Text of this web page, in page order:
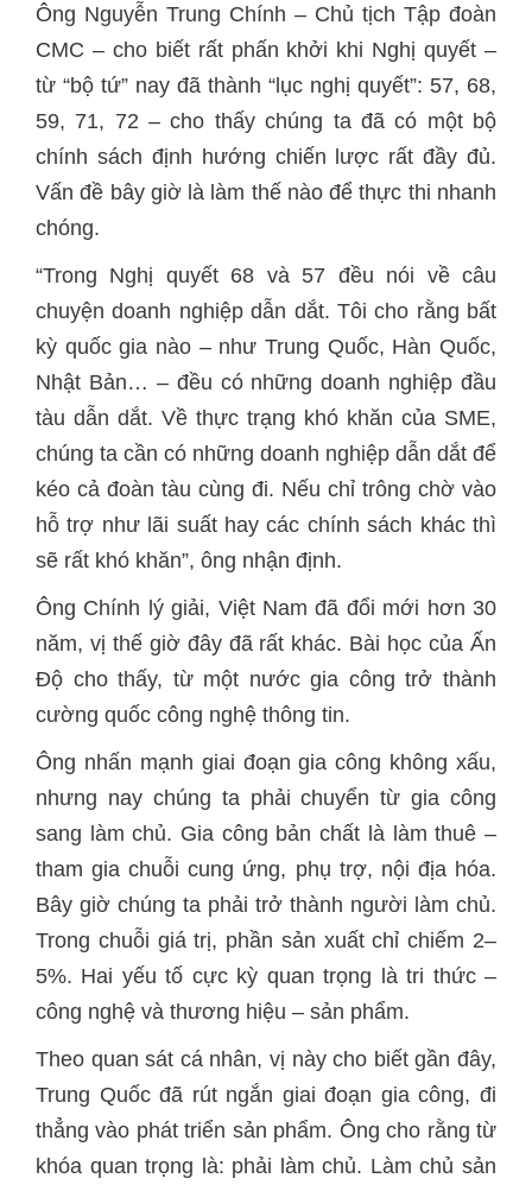
Ông Nguyễn Trung Chính – Chủ tịch Tập đoàn
CMC – cho biết rất phấn khởi khi Nghị quyết –
từ “bộ tứ” nay đã thành “lục nghị quyết”: 57, 68,
59, 71, 72 – cho thấy chúng ta đã có một bộ
chính sách định hướng chiến lược rất đầy đủ.
Vấn đề bây giờ là làm thế nào để thực thi nhanh
chóng.
“Trong Nghị quyết 68 và 57 đều nói về câu
chuyện doanh nghiệp dẫn dắt. Tôi cho rằng bất
kỳ quốc gia nào – như Trung Quốc, Hàn Quốc,
Nhật Bản… – đều có những doanh nghiệp đầu
tàu dẫn dắt. Về thực trạng khó khăn của SME,
chúng ta cần có những doanh nghiệp dẫn dắt để
kéo cả đoàn tàu cùng đi. Nếu chỉ trông chờ vào
hỗ trợ như lãi suất hay các chính sách khác thì
sẽ rất khó khăn”, ông nhận định.
Ông Chính lý giải, Việt Nam đã đổi mới hơn 30
năm, vị thế giờ đây đã rất khác. Bài học của Ấn
Độ cho thấy, từ một nước gia công trở thành
cường quốc công nghệ thông tin.
Ông nhấn mạnh giai đoạn gia công không xấu,
nhưng nay chúng ta phải chuyển từ gia công
sang làm chủ. Gia công bản chất là làm thuê –
tham gia chuỗi cung ứng, phụ trợ, nội địa hóa.
Bây giờ chúng ta phải trở thành người làm chủ.
Trong chuỗi giá trị, phần sản xuất chỉ chiếm 2–
5%. Hai yếu tố cực kỳ quan trọng là tri thức –
công nghệ và thương hiệu – sản phẩm.
Theo quan sát cá nhân, vị này cho biết gần đây,
Trung Quốc đã rút ngắn giai đoạn gia công, đi
thẳng vào phát triển sản phẩm. Ông cho rằng từ
khóa quan trọng là: phải làm chủ. Làm chủ sản